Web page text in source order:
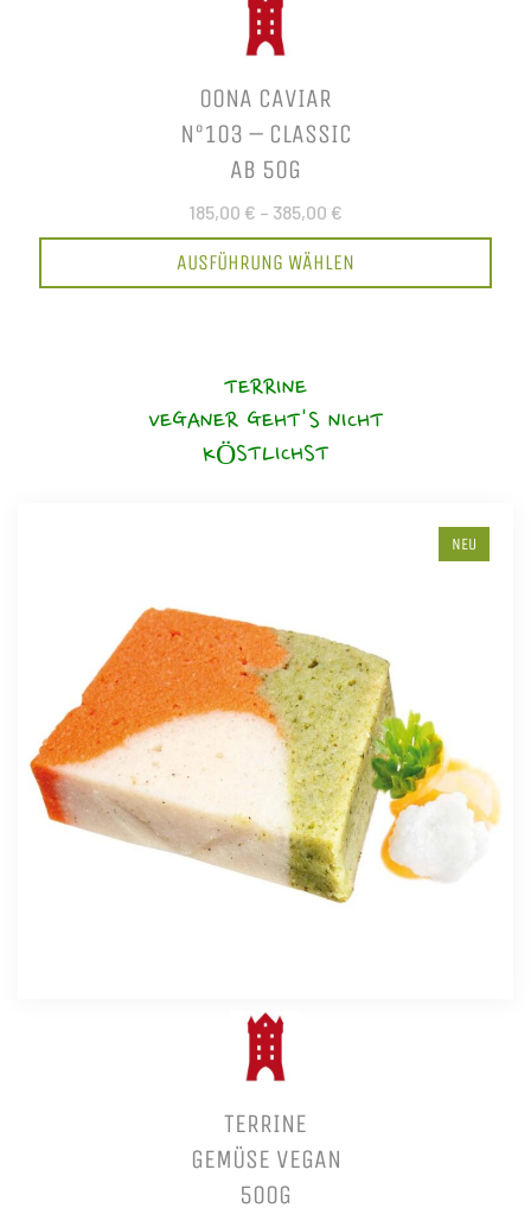
OONA CAVIAR
N°103 – CLASSIC
AB 50G
185,00 € – 385,00 €
AUSFÜHRUNG WÄHLEN
TERRINE
VEGANER GEHT'S NICHT
KÖSTLICHST
NEU
TERRINE
GEMÜSE VEGAN
500G